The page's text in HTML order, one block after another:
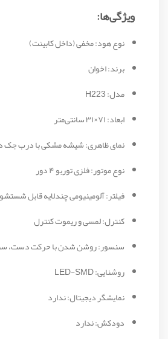
ویژگی‌ها:
نوع هود: مخفی (داخل کابینت)
برند: اخوان
مدل: H223
ابعاد: ۷۱×۳۱ سانتی‌متر
نمای ظاهری: شیشه مشکی با درب جک
نوع موتور: فلزی توربو ۴ دور
فیلتر: آلومینیومی چندلایه قابل شستشو
کنترل: لمسی و ریموت کنترل
سنسور: روشن شدن با حرکت دست،
روشنایی: LED-SMD
نمایشگر دیجیتال: ندارد
دودکش: ندارد